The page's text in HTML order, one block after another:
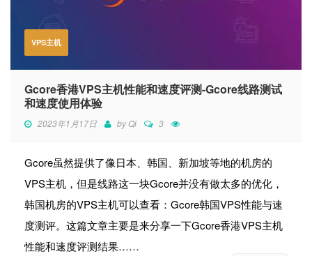
VPS主机
Gcore香港VPS主机性能和速度评测-Gcore线路测试
和速度使用体验
2023年1月17日 byQi 3
Gcore虽然提供了像日本、韩国、新加坡等地的机房的
VPS主机，但是线路这一块Gcore并没有做太多的优化，
韩国机房的VPS主机可以查看：Gcore韩国VPS性能与速
度测评。这篇文章主要是来分享一下Gcore香港VPS主机
性能和速度评测结果……